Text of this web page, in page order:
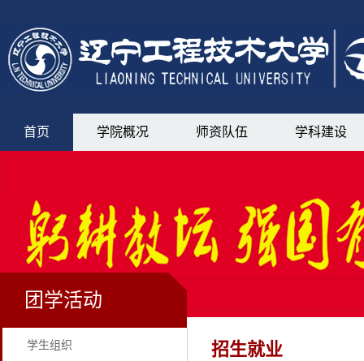
首页 学院概况 师资队伍 学科建设
团学活动
学生组织 招生就业